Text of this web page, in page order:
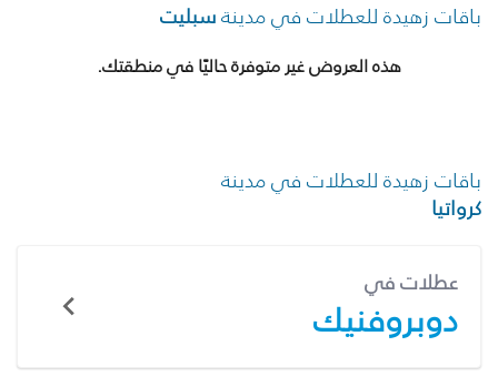
باقات زهيدة للعطلات في مدينةسبليت
هذه العروض غير متوفرة حاليًا في منطقتك.
باقات زهيدة للعطلات في مدينة
كرواتيا
عطلات في
دوبروفنيك